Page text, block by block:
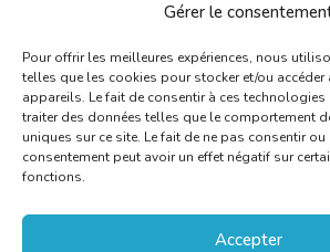
Gérer le
Pour offrir les meilleures expériences, nous
telles que les cookies pour stocker et/ou
appareils. Le fait de consentir à ces
traiter des données telles que le comportement
uniques sur ce site. Le fait de ne pas consentir ou
consentement peut avoir un effet négatif sur
fonctions.
Accepter